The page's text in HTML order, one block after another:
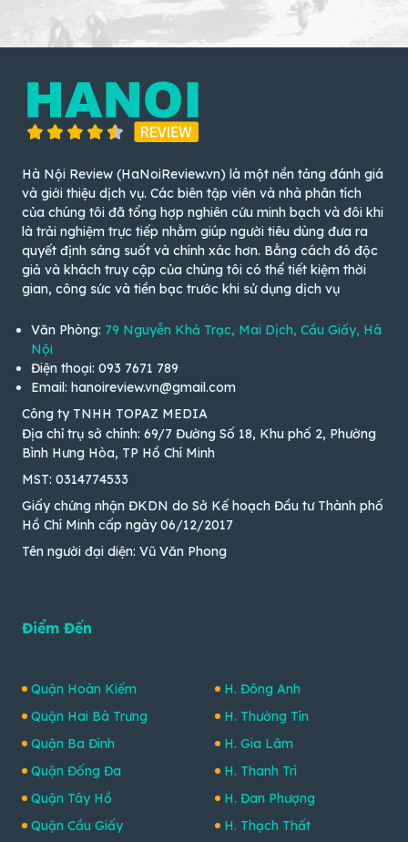
Hà Nội Review (HaNoiReview.vn) là một nền tảng đánh giá
và giới thiệu dịch vụ. Các biên tập viên và nhà phân tích
của chúng tôi đã tổng hợp nghiên cứu minh bạch và đôi khi
là trải nghiệm trực tiếp nhằm giúp người tiêu dùng đưa ra
quyết định sáng suốt và chính xác hơn. Bằng cách đó độc
giả và khách truy cập của chúng tôi có thể tiết kiệm thời
gian, công sức và tiền bạc trước khi sử dụng dịch vụ
Văn Phòng: 79 Nguyễn Khả Trạc, Mai Dịch, Cầu Giấy, Hà
Nội
Điện thoại: 093 7671 789
Email: hanoireview.vn@gmail.com
Công ty TNHH TOPAZ MEDIA
Địa chỉ trụ sở chính: 69/7 Đường Số 18, Khu phố 2, Phường
Bình Hưng Hòa, TP Hồ Chí Minh
MST: 0314774533
Giấy chứng nhận ĐKDN do Sở Kế hoạch Đầu tư Thành phố
Hồ Chí Minh cấp ngày 06/12/2017
Tên người đại diện: Vũ Văn Phong
Điểm Đến
Quận Hoàn Kiếm
Quận Hai Bà Trưng
Quận Ba Đình
Quận Đống Đa
Quận Tây Hồ
Quận Cầu Giấy
H. Đông Anh
H. Thường Tín
H. Gia Lâm
H. Thanh Trì
H. Đan Phượng
H. Thạch Thất